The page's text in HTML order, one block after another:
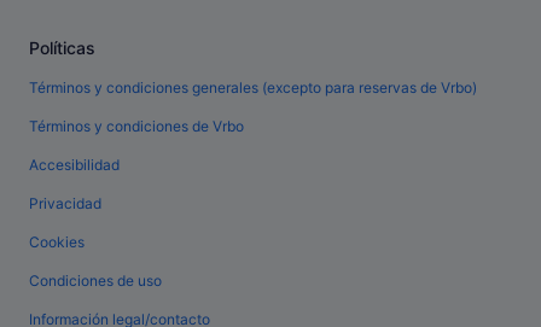
Políticas
Términos y condiciones generales (excepto para reservas de Vrbo)
Términos y condiciones de Vrbo
Accesibilidad
Privacidad
Cookies
Condiciones de uso
Información legal/contacto